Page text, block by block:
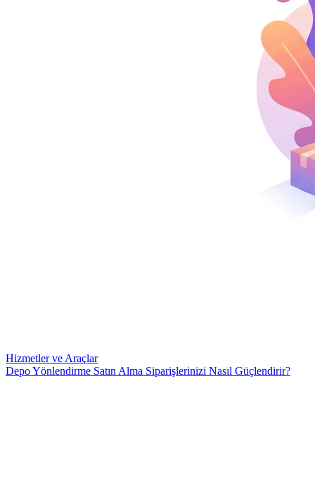
Hizmetler ve Araçlar
Depo Yönlendirme Satın Alma Siparişlerinizi Nasıl Güçlendirir?